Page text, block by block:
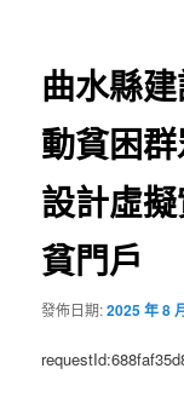
曲水縣
動貧困
設計虛
貧門戶
發佈日期:2025 年 8